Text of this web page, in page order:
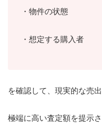
・物件の状態
・想定する購入者
を確認して、現実的な売
極端に高い査定額を提示さ